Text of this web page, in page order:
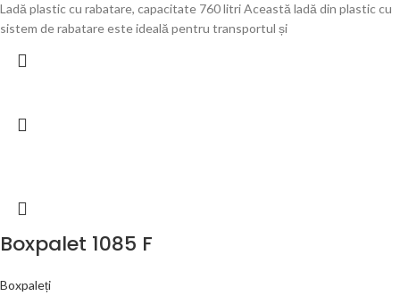
Ladă plastic cu rabatare, capacitate 760 litri Această ladă din plastic cu
sistem de rabatare este ideală pentru transportul și
Boxpalet 1085 F
Boxpaleți